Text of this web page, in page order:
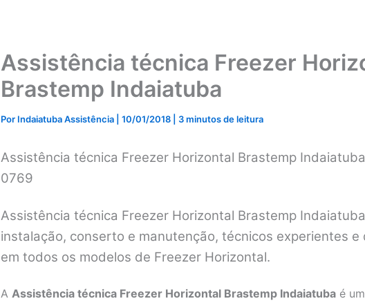
Assistência técnica Freezer
Brastemp Indaiatuba
Por Indaiatuba Assistência 10/01/2018 3 minutos de leitura
Assistência técnica Freezer Horizontal Brastemp
0769
Assistência técnica Freezer Horizontal Brastemp
instalação, conserto e manutenção, técnicos experientes e
em todos os modelos de Freezer Horizontal.
A Assistência técnica Freezer Horizontal Brastemp Indaiatuba é